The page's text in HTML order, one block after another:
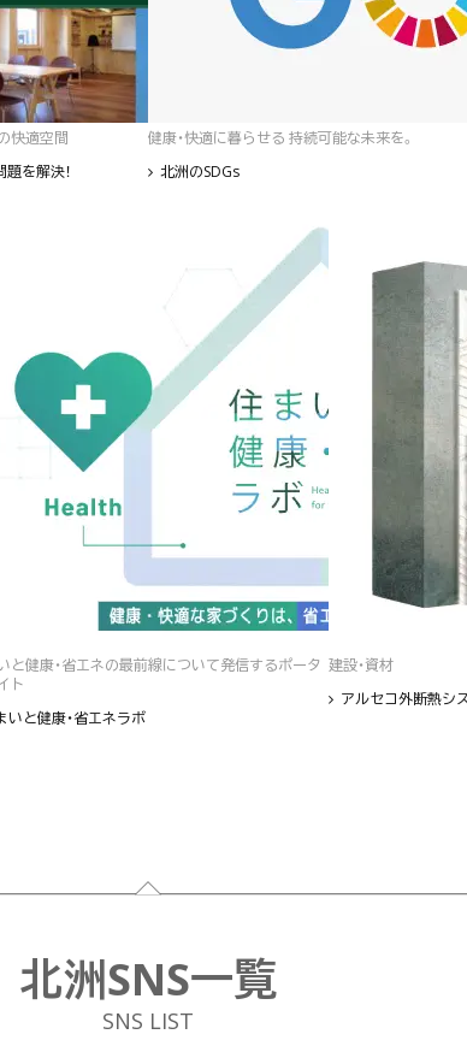
快適空間
を解決！
健康・快適に暮らせる 持続可能な未来を。
北洲のSDGs
と健康・省エネの最前線について発信するポータ
ト
いと健康・省エネラボ
建設・資材
アルセコ外断熱シ
北洲SNS一覧
SNS LIST